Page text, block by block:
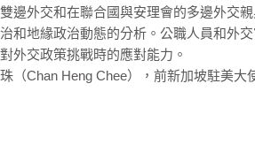
邊外交和在聯合國與安理會的多邊外交
和地緣政治動態的分析。公職人員和外
外交政策挑戰時的應對能力。
Chan Heng Chee），前新加坡駐美大